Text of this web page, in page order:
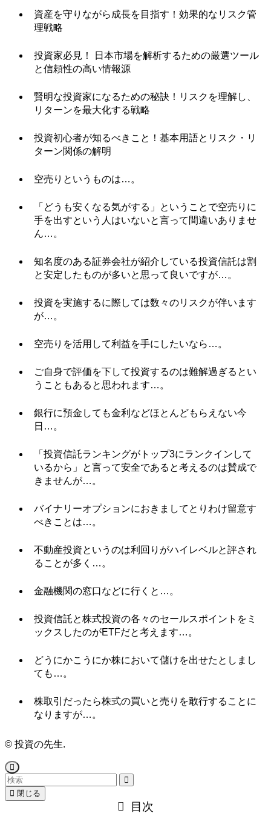
資産を守りながら成長を目指す！効果的なリスク管
理戦略
投資家必見！ 日本市場を解析するための厳選ツール
と信頼性の高い情報源
賢明な投資家になるための秘訣！リスクを理解し、
リターンを最大化する戦略
投資初心者が知るべきこと！基本用語とリスク・リ
ターン関係の解明
空売りというものは…。
「どうも安くなる気がする」ということで空売りに
手を出すという人はいないと言って間違いありませ
ん…。
知名度のある証券会社が紹介している投資信託は割
と安定したものが多いと思って良いですが…。
投資を実施するに際しては数々のリスクが伴います
が…。
空売りを活用して利益を手にしたいなら…。
ご自身で評価を下して投資するのは難解過ぎるとい
うこともあると思われます…。
銀行に預金しても金利などほとんどもらえない今
日…。
「投資信託ランキングがトップ3にランクインして
いるから」と言って安全であると考えるのは賛成で
きませんが…。
バイナリーオプションにおきましてとりわけ留意す
べきことは…。
不動産投資というのは利回りがハイレベルと評され
ることが多く…。
金融機関の窓口などに行くと…。
投資信託と株式投資の各々のセールスポイントをミ
ックスしたのがETFだと考えます…。
どうにかこうにか株において儲けを出せたとしまし
ても…。
株取引だったら株式の買いと売りを敢行することに
なりますが…。
© 投資の先生.
閉じる
目次